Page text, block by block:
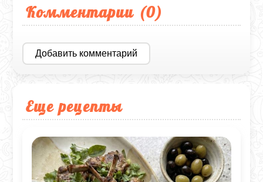
Комментарии (0)
Добавить комментарий
Еще рецепты